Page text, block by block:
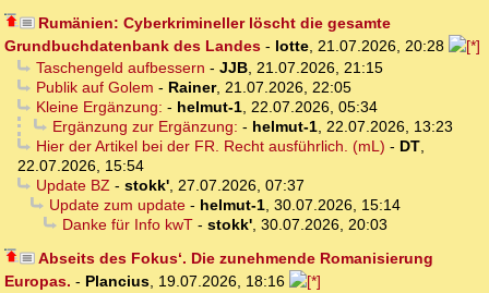
Rumänien: Cyberkrimineller löscht die gesamte
Grundbuchdatenbank des Landes - lotte, 21.07.2026, 20:28
Taschengeld aufbessern - JJB, 21.07.2026, 21:15
Publik auf Golem - Rainer, 21.07.2026, 22:05
Kleine Ergänzung: - helmut-1, 22.07.2026, 05:34
Ergänzung zur Ergänzung: - helmut-1, 22.07.2026, 13:23
Hier der Artikel bei der FR. Recht ausführlich. (mL) - DT,
22.07.2026, 15:54
Update BZ- stokk', 27.07.2026, 07:37
Update zum update- helmut-1, 30.07.2026, 15:14
Danke für Info kwT- stokk', 30.07.2026, 20:03
Abseits des Fokus‘. Die zunehmende Romanisierung
Europas. - Plancius, 19.07.2026, 18:16